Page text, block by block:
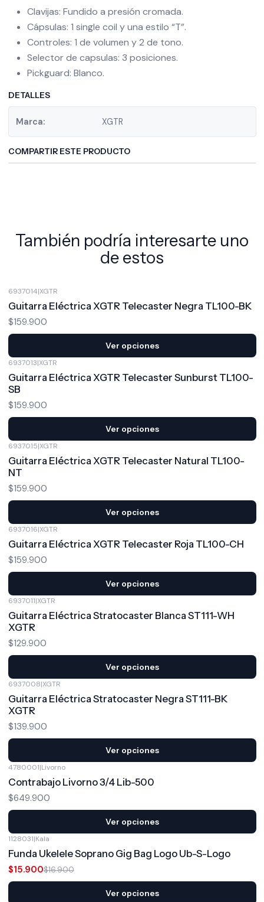
Clavijas: Fundido a presión cromada.
Cápsulas: 1 single coil y una estilo “T”.
Controles: 1 de volumen y 2 de tono.
Selector de capsulas: 3 posiciones.
Pickguard: Blanco.
DETALLES
Marca: XGTR
COMPARTIR ESTE PRODUCTO
También podría interesarte uno
de estos
6937014|XGTR
Guitarra Eléctrica XGTR Telecaster Negra TL100-BK
$159.900
Ver opciones
6937013|XGTR
Guitarra Eléctrica XGTR Telecaster Sunburst TL100-
SB
$159.900
Ver opciones
6937015|XGTR
Guitarra Eléctrica XGTR Telecaster Natural TL100-
NT
$159.900
Ver opciones
6937016|XGTR
Guitarra Eléctrica XGTR Telecaster Roja TL100-CH
$159.900
Ver opciones
6937011|XGTR
Guitarra Eléctrica Stratocaster Blanca ST111-WH
XGTR
$129.900
Ver opciones
6937008|XGTR
Guitarra Eléctrica Stratocaster Negra ST111-BK
XGTR
$139.900
Ver opciones
4780001|Livorno
Contrabajo Livorno 3/4 Lib-500
$649.900
Ver opciones
1128031|Kala
Funda Ukelele Soprano Gig Bag Logo Ub-S-Logo
$15.900$16.900
Ver opciones